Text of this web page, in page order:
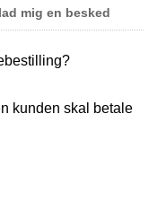
mig en besked
kunden skal betale